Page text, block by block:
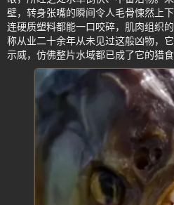
壁，转身张嘴的瞬间令人毛骨悚然上
连硬质塑料都能一口咬碎，肌肉组织
称从业二十余年从未见过这般凶物，
示威，仿佛整片水域都已成了它的猎食